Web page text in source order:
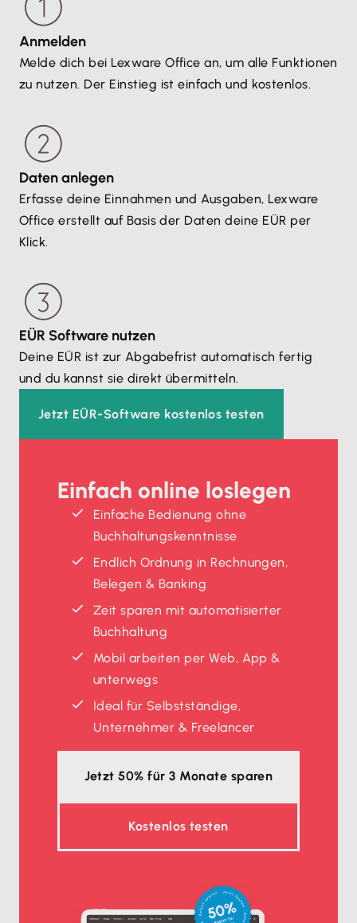
Anmelden
Melde dich bei Lexware Office an, um alle Funktionen
zu nutzen. Der Einstieg ist einfach und kostenlos.
Daten anlegen
Erfasse deine Einnahmen und Ausgaben, Lexware
Office erstellt auf Basis der Daten deine EÜR per
Klick.
EÜR Software nutzen
Deine EÜR ist zur Abgabefrist automatisch fertig
und du kannst sie direkt übermitteln.
Jetzt EÜR-Software kostenlos testen
Einfach online loslegen
Einfache Bedienung ohne
Buchhaltungskenntnisse
Endlich Ordnung in Rechnungen,
Belegen & Banking
Zeit sparen mit automatisierter
Buchhaltung
Mobil arbeiten per Web, App &
unterwegs
Ideal für Selbstständige,
Unternehmer & Freelancer
Jetzt 50% für 3 Monate sparen
Kostenlos testen